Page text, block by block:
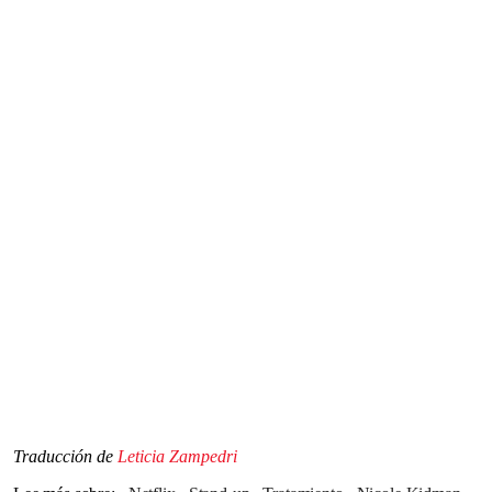
Traducción de Leticia Zampedri